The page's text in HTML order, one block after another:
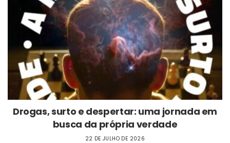
Drogas, surto e despertar: uma jornada em
busca da própria verdade
22 DE JULHO DE 2026